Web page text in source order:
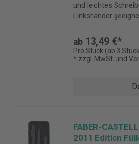
und leichtes
Linkshänder
ab 13,49 €*
Pro Stück (ab 3
* zzgl. MwSt. und
FABER-
2011 Edition